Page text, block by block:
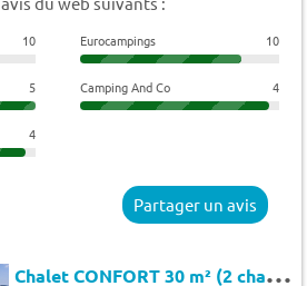
10 Eurocampings 10
5 Camping And Co 4
4
Partager un avis
C
halet CONFORT 30 m² (2 chambres) 4 pers.